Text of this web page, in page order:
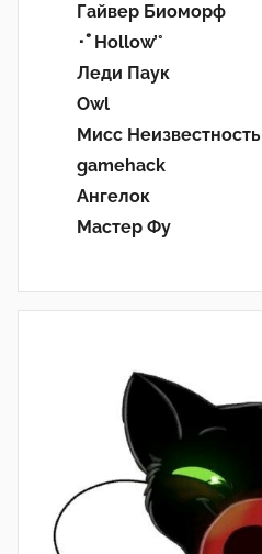
Гайвер Биоморф
･ﾟHollow’°
Леди Паук
Owl
Мисс Неизвестность
gamehack
Ангелок
Мастер Фу